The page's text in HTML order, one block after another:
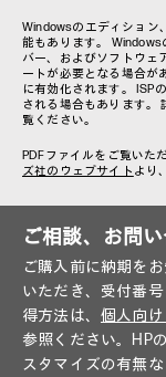
Windowsのエディション
能もあります。
バー、およびソフトウェ
ートが必要となる場合が
に有効化されます。 ISP
される場合もあります。
覧ください。
PDFファイルをご覧いた
ズ社のウェブサイト より
ご相談、お問
ご購入前に納期を
いただき、受付番
得方法は、 個人向
参照ください。HP
スタマイズの有無